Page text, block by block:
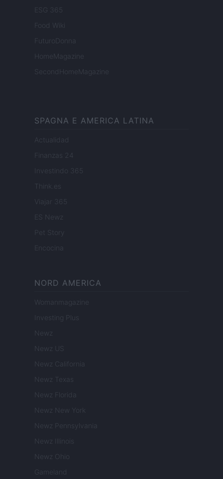
ESG 365
Food Wiki
FuturoDonna
HomeMagazine
SecondHomeMagazine
SPAGNA E AMERICA LATINA
Actualidad
Finanzas 24
Investindo 365
Think.es
Viajar 365
ES Newz
Pet Story
Encocina
NORD AMERICA
Womanmagazine
Investing Plus
Newz
Newz US
Newz California
Newz Texas
Newz Florida
Newz New York
Newz Pennsylvania
Newz Illinois
Newz Ohio
Gameland